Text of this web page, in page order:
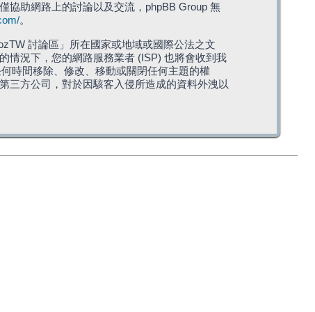
協助網路上的討論以及交流，phpBB Group 無
。
討論區」所在國家或地域或國際公法之文
情況下，您的網路服務業者 (ISP) 也將會收到我
時間移除、修改、移動或關閉任何主題的權
三方公司，對於因駭客入侵所造成的資料外洩以